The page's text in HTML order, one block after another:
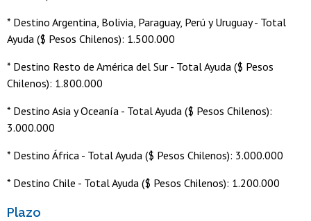
* Destino Argentina, Bolivia, Paraguay, Perú y Uruguay - Total
Ayuda ($ Pesos Chilenos): 1.500.000
* Destino Resto de América del Sur - Total Ayuda ($ Pesos
Chilenos): 1.800.000
* Destino Asia y Oceanía - Total Ayuda ($ Pesos Chilenos):
3.000.000
* Destino África - Total Ayuda ($ Pesos Chilenos): 3.000.000
* Destino Chile - Total Ayuda ($ Pesos Chilenos): 1.200.000
Plazo